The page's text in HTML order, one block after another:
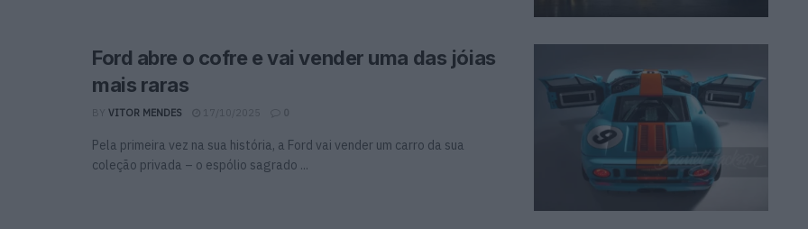
Ford abre o cofre e vai vender uma das jóias
mais raras
BY VITOR MENDES 17/10/2025 0
Pela primeira vez na sua história, a Ford vai vender um carro da sua
coleção privada – o espólio sagrado ...